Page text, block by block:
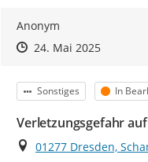
Anonym
Zeitpunkt des
Zeitpunkt des
24. Mai 2025Zur
Kategorie
Sonstiges Status
In
Verletzungsgefahr
Ort
01277 Dresden,